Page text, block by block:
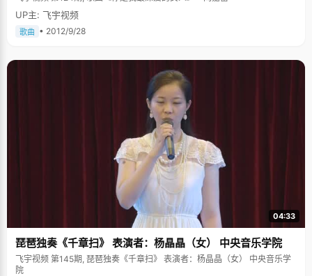
UP主: 飞宇视频
歌曲 • 2012/9/28
04:33
琵琶独奏《千章扫》 表演者：杨晶晶（女） 中央音乐学院
飞宇视频 第145期, 琵琶独奏《千章扫》 表演者：杨晶晶（女） 中央音乐学
院